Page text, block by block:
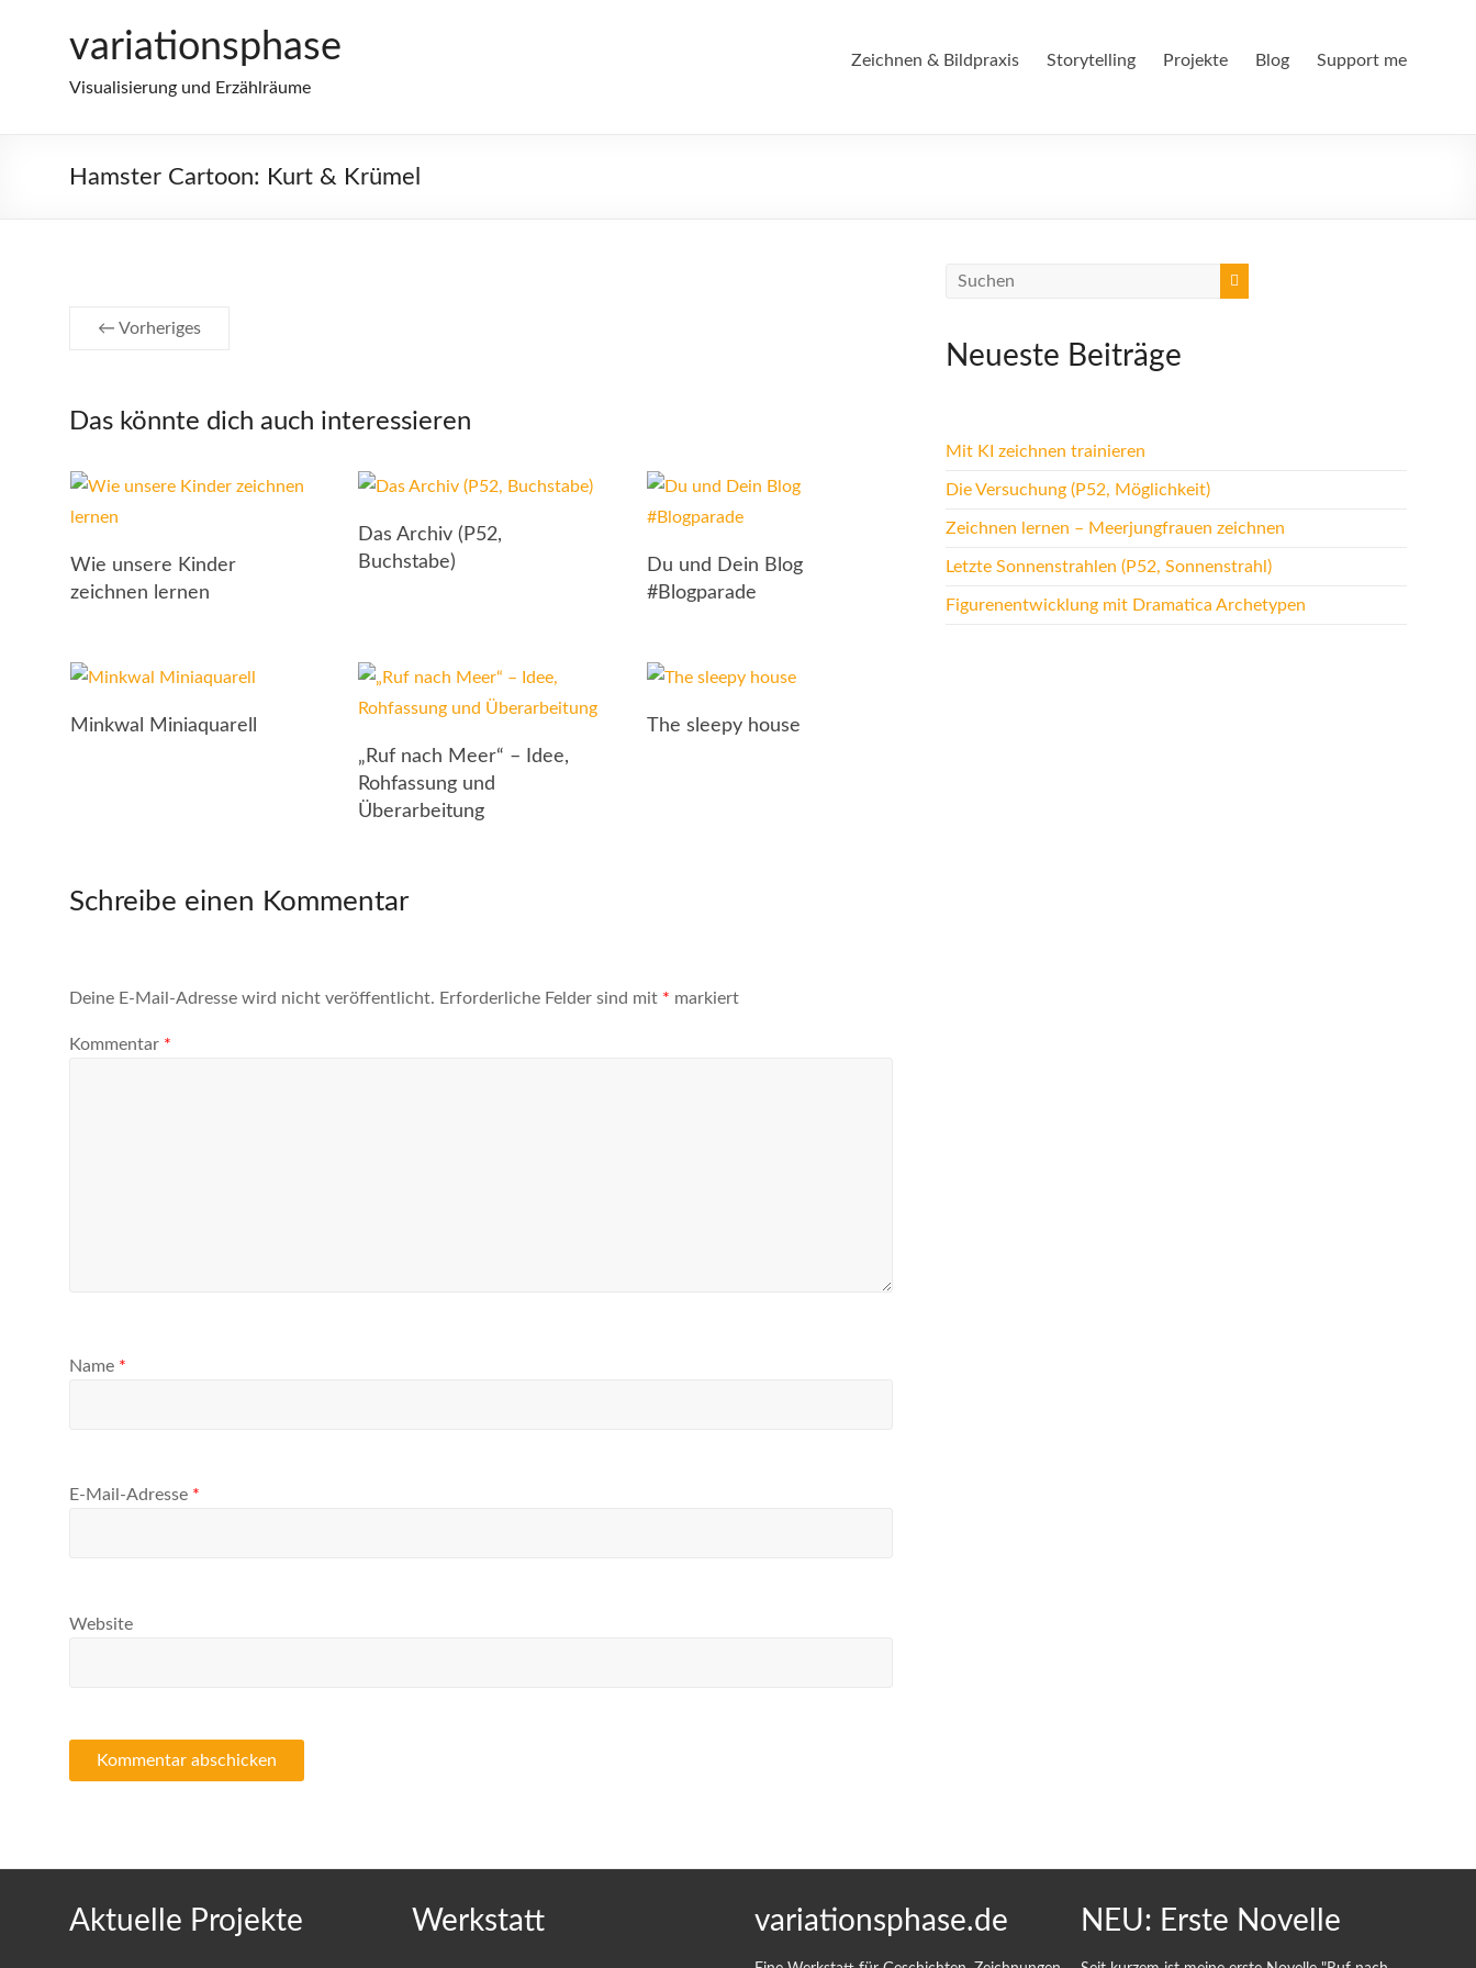
variationsphase
Visualisierung und Erzählräume
Zeichnen & Bildpraxis Storytelling Projekte Blog Support me
Hamster Cartoon: Kurt & Krümel
← Vorheriges
Das könnte dich auch interessieren
Wie unsere Kinder
zeichnen lernen
Das Archiv (P52,
Buchstabe)
Du und Dein Blog
#Blogparade
Minkwal Miniaquarell
„Ruf nach Meer“ – Idee,
Rohfassung und
Überarbeitung
The sleepy house
Schreibe einen Kommentar
Deine E-Mail-Adresse wird nicht veröffentlicht. Erforderliche Felder sind mit * markiert
Kommentar *
Name *
E-Mail-Adresse *
Website
Neueste Beiträge
Mit KI zeichnen trainieren
Die Versuchung (P52, Möglichkeit)
Zeichnen lernen – Meerjungfrauen zeichnen
Letzte Sonnenstrahlen (P52, Sonnenstrahl)
Figurenentwicklung mit Dramatica Archetypen
Aktuelle Projekte Werkstatt variationsphase.de NEU: Erste Novelle